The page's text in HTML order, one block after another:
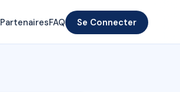
PartenairesFAQ Se Connecter